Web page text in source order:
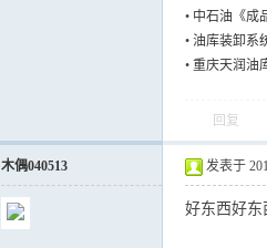
• 中石油《成
• 油库装卸系
• 重庆天润油
回复
木偶040513 发表于
好东西好东